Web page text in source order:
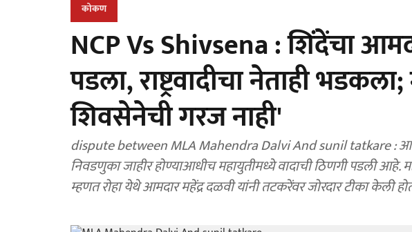
कोकण
NCP Vs Shivsena : शिंदेंचा
पडला, राष्ट्रवादीचा नेताही
शिवसेनेची गरज नाही'
dispute between MLA Mahendra Dalvi And sunil tatkare :
निवडणुका जाहीर होण्याआधीच महायुतीमध्ये वादाची ठिणगी पडली आहे.
म्हणत रोहा येथे आमदार महेंद्र दळवी यांनी तटकरेंवर जोरदार टीका केली